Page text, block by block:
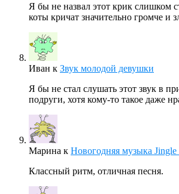
Я бы не назвал этот крик слишком
коты кричат значительно громче и
Иван к Звук молодой девушки
Я бы не стал слушать этот звук в
подруги, хотя кому-то такое даже
Марина к Новогодняя музыка Jingle
Классный ритм, отличная песня.